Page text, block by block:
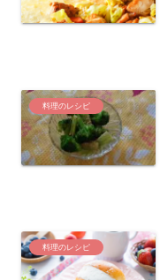
料理のレシピ
料理のレシピ